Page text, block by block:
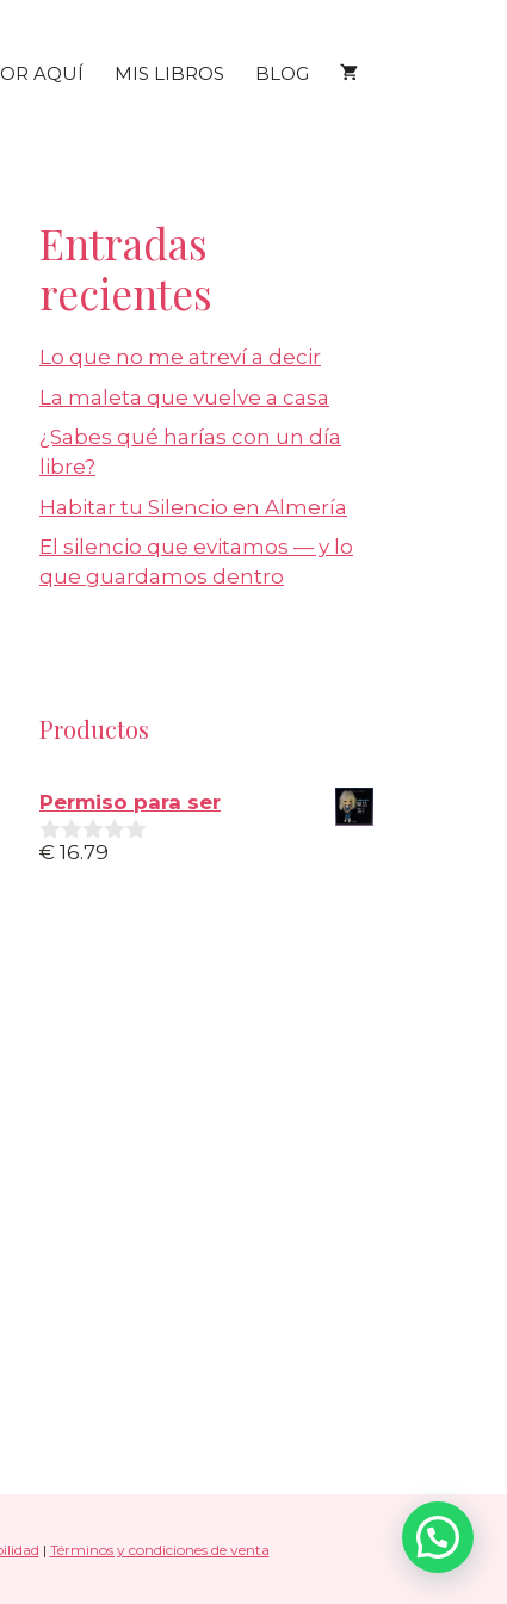
AQUÍ MIS LIBROS BLOG
Entradas
recientes
Lo que no me atreví a decir
La maleta que vuelve a casa
¿Sabes qué harías con un día
libre?
Habitar tu Silencio en Almería
El silencio que evitamos — y lo
que guardamos dentro
Productos
Permiso para ser
0
€ 16.79
| Términos y condiciones de venta